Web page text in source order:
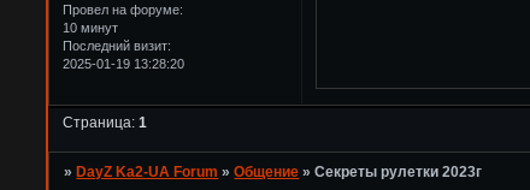
Провел на форуме:
10 минут
Последний визит:
2025-01-19 13:28:20
Страница:1
» DayZ Ka2-UA Forum »Общение »Секреты рулетки 2023г